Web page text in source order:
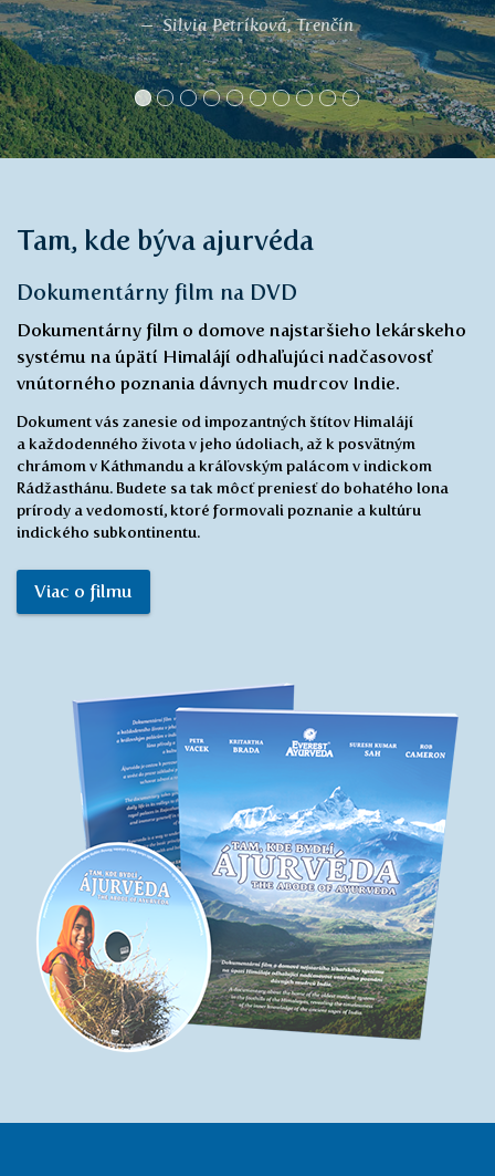
vlasov... to pravdepodobne vyžaduje
komplexnejší prístup, ako popisujete...
takže teraz sa pokúsim dodržiavať všetko
a uvidíme... Ešte raz vám veľmi pekne
ďakujem... nech sa vám darí... Boh vám
Hana
Tam, kde býva ajurvéda
Dokumentárny film na DVD
Dokumentárny film o domove najstaršieho lekárskeho
vnútorného poznania dávnych mudrcov Indie.
Dokument vás zanesie od impozantných štítov Himalájí
Rádžasthánu. Budete sa tak môcť preniesť do bohatého lona
prírody a vedomostí, ktoré formovali poznanie a kultúru
indického subkontinentu.
Viac o filmu